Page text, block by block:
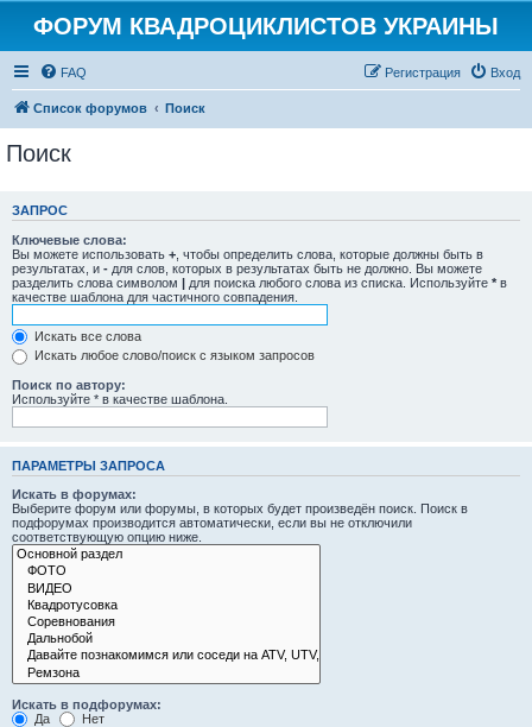
ФОРУМ КВАДРОЦИКЛИСТОВ УКРАИНЫ
FAQ Вход
Регистрация
Список форумов Поиск
Поиск
ЗАПРОС
Ключевые слова:
Вы можете использовать + , чтобы определить слова, которые должны быть в
результатах, и - для слов, которых в результатах быть не должно. Вы можете
разделить слова символом | для поиска любого слова из списка. Используйте * в
качестве шаблона для частичного совпадения.
Искать все слова
Искать любое слово/поиск с языком запросов
Поиск по автору:
Используйте * в качестве шаблона.
ПАРАМЕТРЫ ЗАПРОСА
Искать в форумах:
Выберите форум или форумы, в которых будет произведён поиск. Поиск в
подфорумах производится автоматически, если вы не отключили
соответствующую опцию ниже.
Искать в подфорумах:
Да
Нет